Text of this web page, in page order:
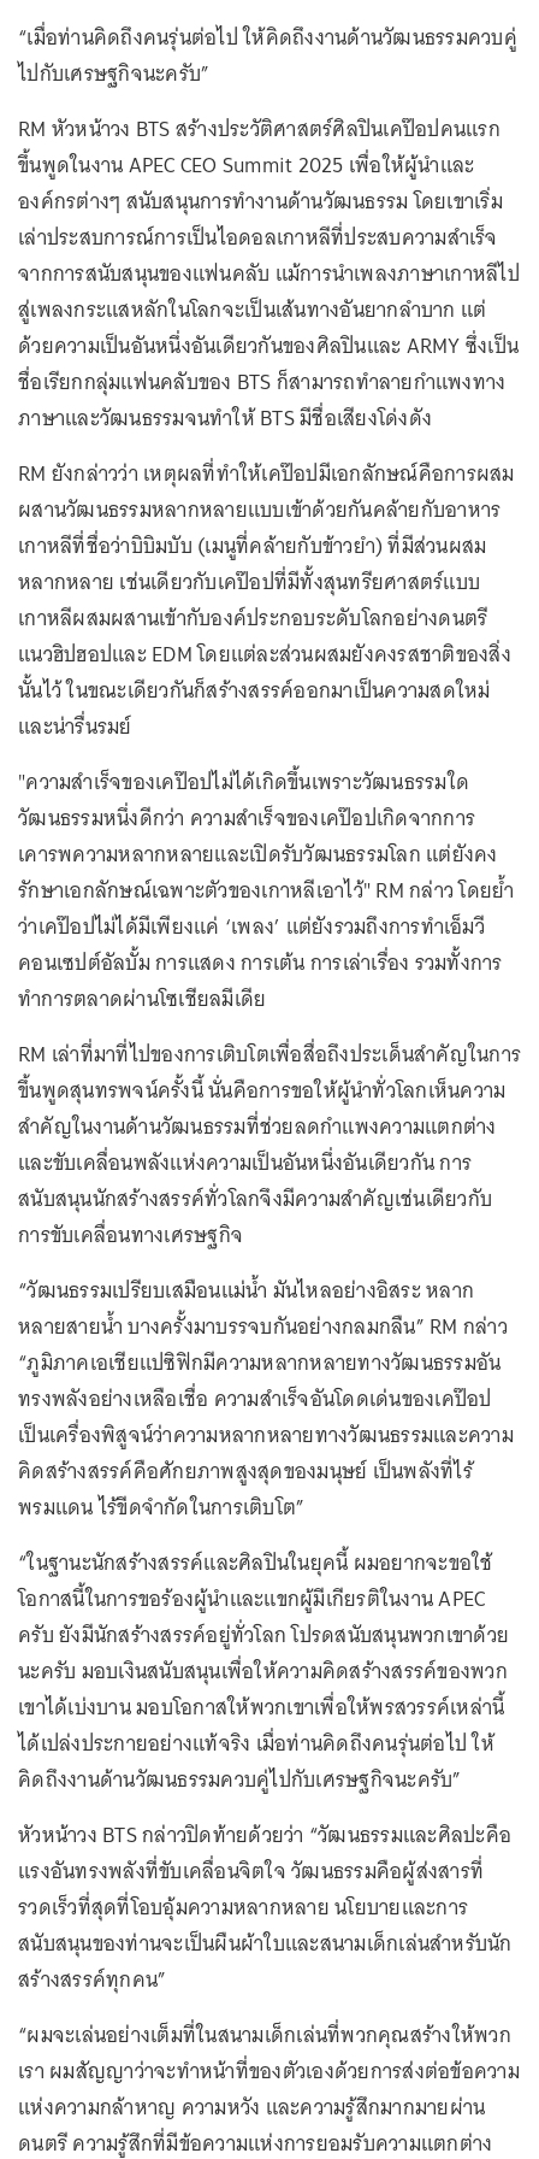
“เมื่อท่านคิดถึงคนรุ่นต่อไป ให้คิดถึงงานด้านวัฒนธรรมควบคู่
ไปกับเศรษฐกิจนะครับ”
RM หัวหน้าวง BTS สร้างประวัติศาสตร์ศิลปินเคป๊อปคนแรก
ขึ้นพูดในงาน APEC CEO Summit 2025 เพื่อให้ผู้นำและ
องค์กรต่างๆ สนับสนุนการทำงานด้านวัฒนธรรม โดยเขาเริ่ม
เล่าประสบการณ์การเป็นไอดอลเกาหลีที่ประสบความสำเร็จ
จากการสนับสนุนของแฟนคลับ แม้การนำเพลงภาษาเกาหลีไป
สู่เพลงกระแสหลักในโลกจะเป็นเส้นทางอันยากลำบาก แต่
ด้วยความเป็นอันหนึ่งอันเดียวกันของศิลปินและ ARMY ซึ่งเป็น
ชื่อเรียกกลุ่มแฟนคลับของ BTS ก็สามารถทำลายกำแพงทาง
ภาษาและวัฒนธรรมจนทำให้ BTS มีชื่อเสียงโด่งดัง
RM ยังกล่าวว่า เหตุผลที่ทำให้เคป๊อปมีเอกลักษณ์คือการผสม
ผสานวัฒนธรรมหลากหลายแบบเข้าด้วยกันคล้ายกับอาหาร
เกาหลีที่ชื่อว่าบิบิมบับ (เมนูที่คล้ายกับข้าวยำ) ที่มีส่วนผสม
หลากหลาย เช่นเดียวกับเคป๊อปที่มีทั้งสุนทรียศาสตร์แบบ
เกาหลีผสมผสานเข้ากับองค์ประกอบระดับโลกอย่างดนตรี
แนวฮิปฮอปและ EDM โดยแต่ละส่วนผสมยังคงรสชาติของสิ่ง
นั้นไว้ ในขณะเดียวกันก็สร้างสรรค์ออกมาเป็นความสดใหม่
และน่ารื่นรมย์
"ความสำเร็จของเคป๊อปไม่ได้เกิดขึ้นเพราะวัฒนธรรมใด
วัฒนธรรมหนึ่งดีกว่า ความสำเร็จของเคป๊อปเกิดจากการ
เคารพความหลากหลายและเปิดรับวัฒนธรรมโลก แต่ยังคง
รักษาเอกลักษณ์เฉพาะตัวของเกาหลีเอาไว้" RM กล่าว โดยย้ำ
ว่าเคป๊อปไม่ได้มีเพียงแค่ ‘เพลง’ แต่ยังรวมถึงการทำเอ็มวี
คอนเซปต์อัลบั้ม การแสดง การเต้น การเล่าเรื่อง รวมทั้งการ
ทำการตลาดผ่านโซเชียลมีเดีย
RM เล่าที่มาที่ไปของการเติบโตเพื่อสื่อถึงประเด็นสำคัญในการ
ขึ้นพูดสุนทรพจน์ครั้งนี้ นั่นคือการขอให้ผู้นำทั่วโลกเห็นความ
สำคัญในงานด้านวัฒนธรรมที่ช่วยลดกำแพงความแตกต่าง
และขับเคลื่อนพลังแห่งความเป็นอันหนึ่งอันเดียวกัน การ
สนับสนุนนักสร้างสรรค์ทั่วโลกจึงมีความสำคัญเช่นเดียวกับ
การขับเคลื่อนทางเศรษฐกิจ
“วัฒนธรรมเปรียบเสมือนแม่น้ำ มันไหลอย่างอิสระ หลาก
หลายสายน้ำ บางครั้งมาบรรจบกันอย่างกลมกลืน” RM กล่าว
“ภูมิภาคเอเชียแปซิฟิกมีความหลากหลายทางวัฒนธรรมอัน
ทรงพลังอย่างเหลือเชื่อ ความสำเร็จอันโดดเด่นของเคป๊อป
เป็นเครื่องพิสูจน์ว่าความหลากหลายทางวัฒนธรรมและความ
คิดสร้างสรรค์คือศักยภาพสูงสุดของมนุษย์ เป็นพลังที่ไร้
พรมแดน ไร้ขีดจำกัดในการเติบโต”
“ในฐานะนักสร้างสรรค์และศิลปินในยุคนี้ ผมอยากจะขอใช้
โอกาสนี้ในการขอร้องผู้นำและแขกผู้มีเกียรติในงาน APEC
ครับ ยังมีนักสร้างสรรค์อยู่ทั่วโลก โปรดสนับสนุนพวกเขาด้วย
นะครับ มอบเงินสนับสนุนเพื่อให้ความคิดสร้างสรรค์ของพวก
เขาได้เบ่งบาน มอบโอกาสให้พวกเขาเพื่อให้พรสวรรค์เหล่านี้
ได้เปล่งประกายอย่างแท้จริง เมื่อท่านคิดถึงคนรุ่นต่อไป ให้
คิดถึงงานด้านวัฒนธรรมควบคู่ไปกับเศรษฐกิจนะครับ”
หัวหน้าวง BTS กล่าวปิดท้ายด้วยว่า “วัฒนธรรมและศิลปะคือ
แรงอันทรงพลังที่ขับเคลื่อนจิตใจ วัฒนธรรมคือผู้ส่งสารที่
รวดเร็วที่สุดที่โอบอุ้มความหลากหลาย นโยบายและการ
สนับสนุนของท่านจะเป็นผืนผ้าใบและสนามเด็กเล่นสำหรับนัก
สร้างสรรค์ทุกคน”
“ผมจะเล่นอย่างเต็มที่ในสนามเด็กเล่นที่พวกคุณสร้างให้พวก
เรา ผมสัญญาว่าจะทำหน้าที่ของตัวเองด้วยการส่งต่อข้อความ
แห่งความกล้าหาญ ความหวัง และความรู้สึกมากมายผ่าน
ดนตรี ความรู้สึกที่มีข้อความแห่งการยอมรับความแตกต่าง